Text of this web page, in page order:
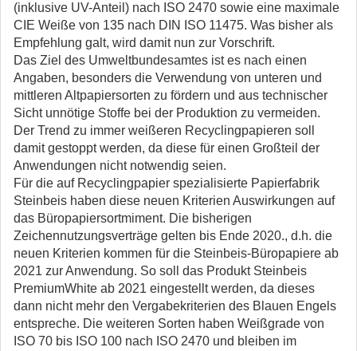
(inklusive UV-Anteil) nach ISO 2470 sowie eine maximale
CIE Weiße von 135 nach DIN ISO 11475. Was bisher als
Empfehlung galt, wird damit nun zur Vorschrift.
Das Ziel des Umweltbundesamtes ist es nach einen
Angaben, besonders die Verwendung von unteren und
mittleren Altpapiersorten zu fördern und aus technischer
Sicht unnötige Stoffe bei der Produktion zu vermeiden.
Der Trend zu immer weißeren Recyclingpapieren soll
damit gestoppt werden, da diese für einen Großteil der
Anwendungen nicht notwendig seien.
Für die auf Recyclingpapier spezialisierte Papierfabrik
Steinbeis haben diese neuen Kriterien Auswirkungen auf
das Büropapiersortmiment. Die bisherigen
Zeichennutzungsverträge gelten bis Ende 2020., d.h. die
neuen Kriterien kommen für die Steinbeis-Büropapiere ab
2021 zur Anwendung. So soll das Produkt Steinbeis
PremiumWhite ab 2021 eingestellt werden, da dieses
dann nicht mehr den Vergabekriterien des Blauen Engels
entspreche. Die weiteren Sorten haben Weißgrade von
ISO 70 bis ISO 100 nach ISO 2470 und bleiben im